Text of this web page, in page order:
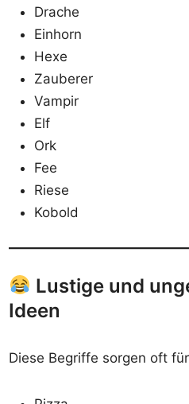
Drache
Einhorn
Hexe
Zauberer
Vampir
Elf
Ork
Fee
Riese
Kobold
Lustige und
Ideen
Diese Begriffe sorgen oft